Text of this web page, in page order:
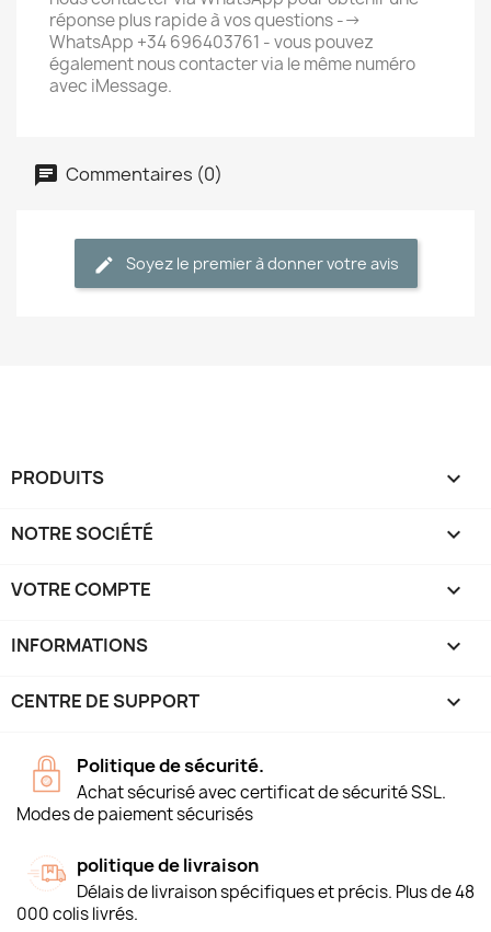
réponse plus rapide à vos questions -->
WhatsApp +34 696403761 - vous pouvez
également nous contacter via le même numéro
avec iMessage.
Commentaires (0)
Soyez le premier à donner votre avis
PRODUITS 
NOTRE SOCIÉTÉ 
VOTRE COMPTE 
INFORMATIONS keyboard_arrow_down
CENTRE DE SUPPORT 
Politique de sécurité.
Achat sécurisé avec certificat de sécurité SSL.
Modes de paiement sécurisés
politique de livraison
Délais de livraison spécifiques et précis. Plus de 48
000 colis livrés.